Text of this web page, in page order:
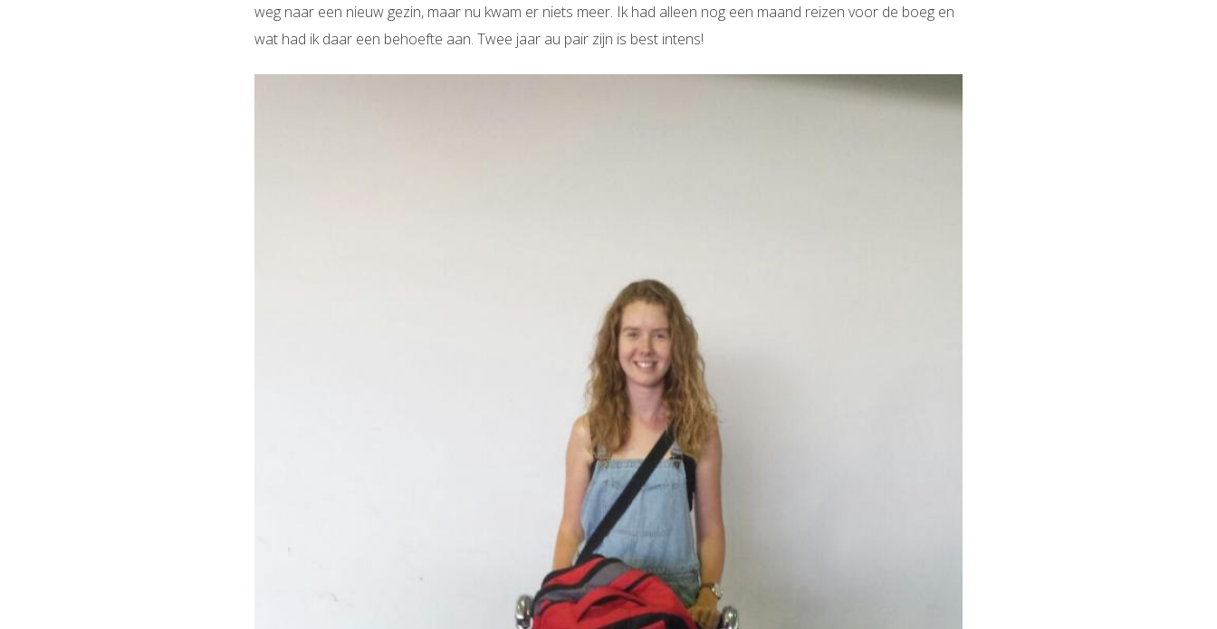
weg naar een nieuw gezin, maar nu kwam er niets meer. Ik had alleen nog een maand reizen voor de boeg en
wat had ik daar een behoefte aan. Twee jaar au pair zijn is best intens!